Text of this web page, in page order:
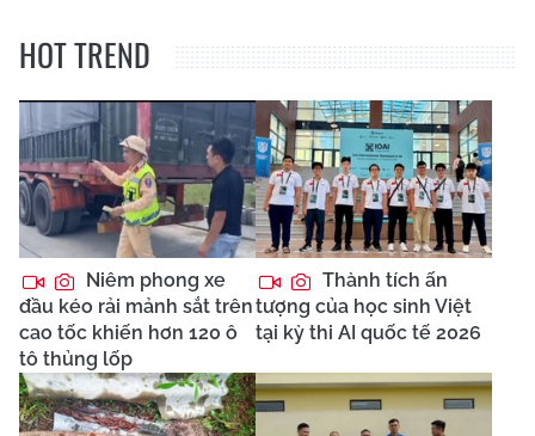
HOT TREND
Niêm phong xe
đầu kéo rải mảnh sắt trên
cao tốc khiến hơn 120 ô
tô thủng lốp
Thành tích ấn
tượng của học sinh Việt
tại kỳ thi AI quốc tế 2026